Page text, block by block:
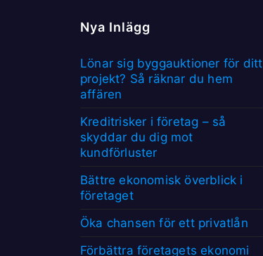
Nya Inlägg
Lönar sig byggauktioner för ditt
projekt? Så räknar du hem
affären
Kreditrisker i företag – så
skyddar du dig mot
kundförluster
Bättre ekonomisk överblick i
företaget
Öka chansen för ett privatlån
Förbättra företagets ekonomi